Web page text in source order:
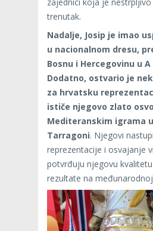
trenutak.
Nadalje, Josip je imao
u nacionalnom dresu,
Bosnu i Hercegovinu u
Dodatno, ostvario je
za hrvatsku
ističe njegovo zlato
Mediteranskim igrama
Tarragoni. Njegovi
reprezentacije i osvajanje
potvrđuju njegovu
rezultate na